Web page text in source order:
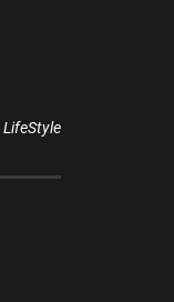
LifeStyle